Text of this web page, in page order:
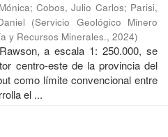
;Cobos, Julio Carlos; Parisi,
(Servicio Geológico Minero
y Recursos Minerales., 2024)
a escala 1: 250.000, se
centro-este de la provincia del
como límite convencional entre
el ...